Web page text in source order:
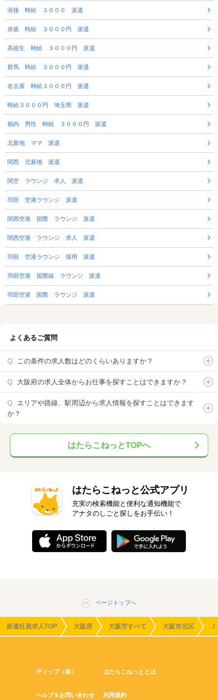
溶接 時給 ３０００ 派遣
赤坂 時給 ３０００円 派遣
高校生 時給 ３０００円 派遣
群馬 時給 ３０００円 派遣
名古屋 時給３０００円 派遣
時給３０００円 埼玉県 派遣
都内 男性 時給 ３０００円 派遣
北新地 ママ 派遣
関西 北新地 派遣
関空 ラウンジ 求人 派遣
羽田 空港ラウンジ 派遣
関西空港 国際 ラウンジ 派遣
関西空港 ラウンジ 求人 派遣
羽田 空港ラウンジ 採用 派遣
羽田空港 国際線 ラウンジ 派遣
羽田空港 国際 ラウンジ 派遣
よくあるご質問
この条件の求人数はどのくらいありますか？
大阪府の求人全体からお仕事を探すことはできますか？
エリアや路線、駅周辺から求人情報を探すことはできます
か？
はたらこねっとTOPへ
はたらこねっと公式アプリ
充実の検索機能と便利な通知機能で
アナタのしごと探しをお手伝い！
ページトップへ
派遣社員求人TOP 大阪府 大阪市すべて 大阪市北区
ディップ（株） はたらこねっととは
ヘルプ＆お問い合わせ 利用規約